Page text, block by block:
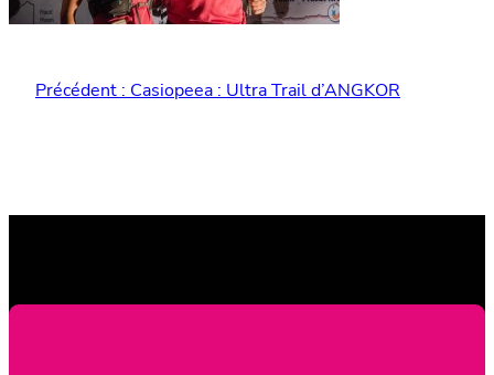
Précédent :Casiopeea : Ultra Trail d’ANGKOR